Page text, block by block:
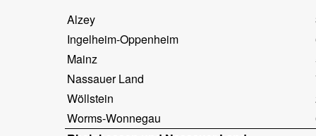
Alzey
Ingelheim-Oppenheim
Mainz
Nassauer Land
Wöllstein
Worms-Wonnegau